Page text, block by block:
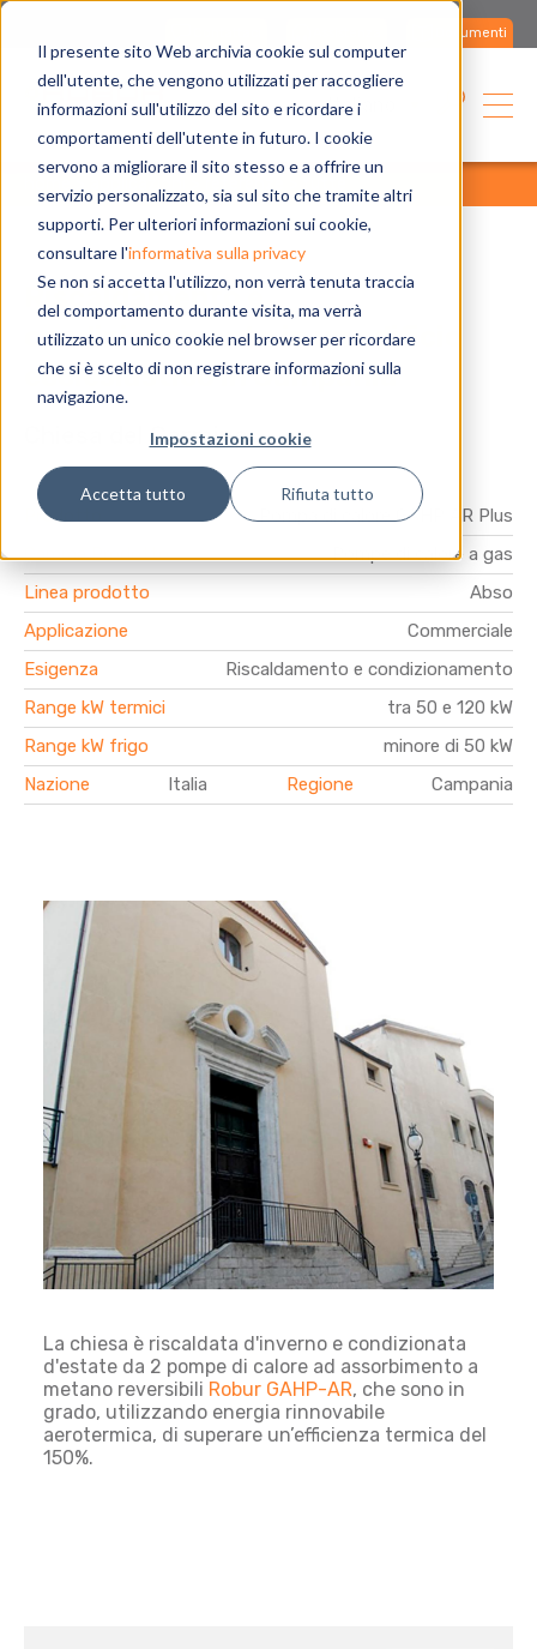
Il presente sito Web archivia cookie sul computer
dell'utente, che vengono utilizzati per raccogliere
informazioni sull'utilizzo del sito e ricordare i
comportamenti dell'utente in futuro. I cookie
servono a migliorare il sito stesso e a offrire un
servizio personalizzato, sia sul sito che tramite altri
supporti. Per ulteriori informazioni sui cookie,
consultare l'informativa sulla privacy
Se non si accetta l'utilizzo, non verrà tenuta traccia
del comportamento durante visita, ma verrà
utilizzato un unico cookie nel browser per ricordare
che si è scelto di non registrare informazioni sulla
navigazione.
Impostazioni cookie
Accetta tutto Rifiuta tutto
Documenti
Italiano
Riscaldamento e
condizionamento in un edificio
ecclesiastico in Campania
Chiesa del Carmine
Prodotto
Pompa di calore GAHP AR Plus
Gamma Prodotto
Pompe di calore a gas
Linea prodotto
Abso
Applicazione
Commerciale
Esigenza
Riscaldamento e condizionamento
Range kW termici
tra 50 e 120 kW
Range kW frigo
minore di 50 kW
Nazione
Italia Regione Campania
La chiesa è riscaldata d'inverno e condizionata
d'estate da 2 pompe di calore ad assorbimento a
metano reversibili Robur GAHP-AR, che sono in
grado, utilizzando energia rinnovabile
aerotermica, di superare un’efficienza termica del
150%.